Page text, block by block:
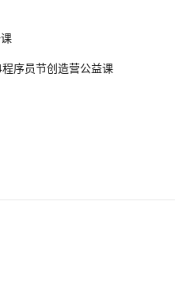
序员节创造营公益课